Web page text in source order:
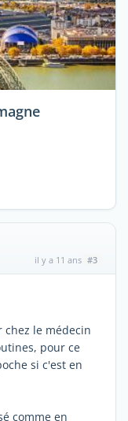
il y a 11 ans #3
le médecin
pour ce
si c'est en
comme en